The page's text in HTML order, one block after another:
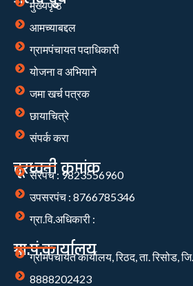
मुख्यपृष्ठ
आमच्याबद्दल
ग्रामपंचायत पदाधिकारी
योजना व अभियाने
जमा खर्च पत्रक
छायाचित्रे
संपर्क करा
दूरध्वनी क्रमांक
सरपंच : 9823556960
उपसरपंच : 8766785346
ग्रा.वि.अधिकारी :
ग्रा.पं.कार्यालय
ग्रामपंचायत कार्यालय, रिठद, ता. रिसोड,
8888202423